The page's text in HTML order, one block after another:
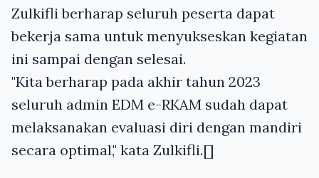
Zulkifli berharap seluruh peserta dapat
bekerja sama untuk menyukseskan kegiatan
ini sampai dengan selesai.
"Kita berharap pada akhir tahun 2023
seluruh admin EDM e-RKAM sudah dapat
melaksanakan evaluasi diri dengan mandiri
secara optimal," kata Zulkifli.[]